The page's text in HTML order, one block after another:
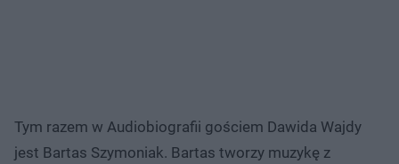
Tym razem w Audiobiografii gościem Dawida Wajdy
jest Bartas Szymoniak. Bartas tworzy muzykę z